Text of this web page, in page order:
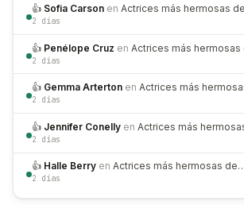
👍 Sofia Carson en Actrices más hermosas
2 días
👍 Penélope Cruz en Actrices más
2 días
👍 Gemma Arterton en Actrices más
2 días
👍 Jennifer Conelly en Actrices más
2 días
👍 Halle Berry en Actrices más hermosas
2 días